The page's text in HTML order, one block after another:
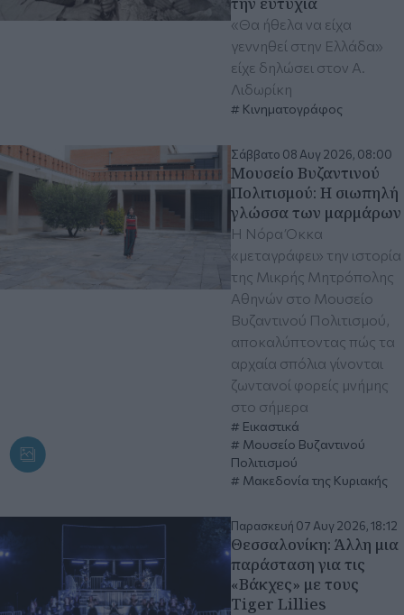
«Θα ήθελα να είχα
γεννηθεί στην Ελλάδα»
είχε δηλώσει στον Α.
Λιδωρίκη
Κινηματογράφος
Σάββατο 08 Αυγ 2026, 08:00
Μουσείο Βυζαντινού
Πολιτισμού: Η σιωπηλή
γλώσσα των μαρμάρων
Η Νόρα Όκκα
«μεταγράφει» την ιστορία
της Μικρής Μητρόπολης
Αθηνών στο Μουσείο
Βυζαντινού Πολιτισμού,
αποκαλύπτοντας πώς τα
αρχαία σπόλια γίνονται
ζωντανοί φορείς μνήμης
στο σήμερα
Εικαστικά
Μουσείο Βυζαντινού
Πολιτισμού
Μακεδονία της Κυριακής
Παρασκευή 07 Αυγ 2026, 18:12
Θεσσαλονίκη: Άλλη μια
παράσταση για τις
«Βάκχες» με τους
Tiger Lillies